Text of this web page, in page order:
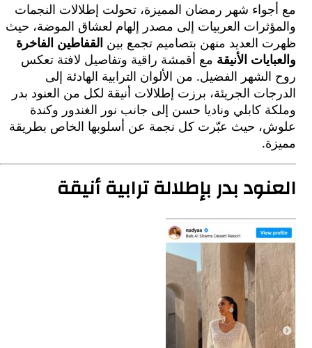
شهر رمضان المميزة، تحولت إطلالات النجمات
العربيات إلى مصدر إلهام لعشاق الموضة، حيث
العديد منهن بتصاميم تجمع بينالقفاطين الفاخرة
الأنيقةمع أقمشة راقية وتفاصيل لافتة تعكس
الفضيل. من الألوان الترابية الهادئة إلى
الجريئة، برزت إطلالات أنيقة لكل من العنود بدر
كابلي وناديا حسن إلى جانب نور الغندور وكندة
حيث عبّرت كل نجمة عن أسلوبها الخاص بطريقة
بدر بإطلالة ترابية أنيقة